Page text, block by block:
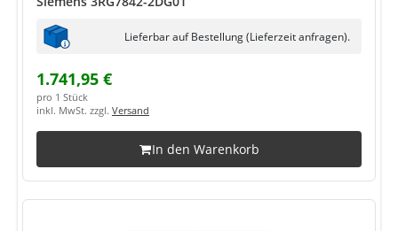
Lieferbar auf Bestellung (Lieferzeit anfragen).
1.741,95 €
pro 1 Stück
inkl. MwSt. zzgl. Versand
In den Warenkorb